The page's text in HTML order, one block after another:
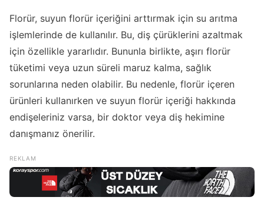
Florür, suyun florür içeriğini arttırmak için su arıtma
işlemlerinde de kullanılır. Bu, diş çürüklerini azaltmak
için özellikle yararlıdır. Bununla birlikte, aşırı florür
tüketimi veya uzun süreli maruz kalma, sağlık
sorunlarına neden olabilir. Bu nedenle, florür içeren
ürünleri kullanırken ve suyun florür içeriği hakkında
endişeleriniz varsa, bir doktor veya diş hekimine
danışmanız önerilir.